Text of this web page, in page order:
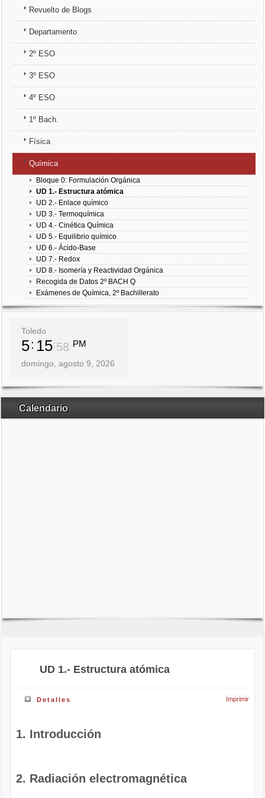
3º ESO
4º ESO
1º Bach.
Física
Química
Revuelto de Blogs
Departamento
2º ESO
3º ESO
4º ESO
1º Bach.
Física
Química
Bloque 0: Formulación Orgánica
UD 1.- Estructura atómica
UD 2.- Enlace químico
UD 3.- Termoquímica
UD 4.- Cinética Química
UD 5.- Equilibrio químico
UD 6.- Ácido-Base
UD 7.- Redox
UD 8.- Isomería y Reactividad Orgánica
Recogida de Datos 2º BACH Q
Exámenes de Química, 2º Bachillerato
Toledo
5 15 59 PM
domingo, agosto 9, 2026
Calendario
UD 1.- Estructura atómica
Imprimir
Detalles
1. Introducción
2. Radiación electromagnética